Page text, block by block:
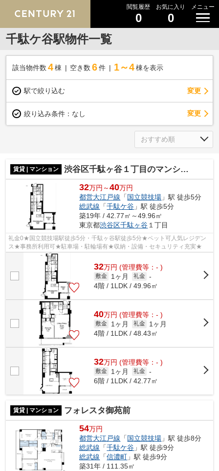
閲覧履歴
0
お気に入り
0
メニュー
千駄ケ谷駅物件一覧
該当物件数 4棟 空き数 6 件 1～4 棟を表示
駅で絞り込む 変更
絞り込み条件： なし 変更
賃貸 | マンション 渋谷区千駄ヶ谷１丁目のマンション
32万円～40万円
都営大江戸線 「国立競技場 」駅 徒歩5分
総武線 「千駄ケ谷 」駅 徒歩5分
築19年 / 42.77㎡～49.96㎡
東京都渋谷区千駄ヶ谷１丁目
礼金0★国立競技場駅徒歩5分・千駄ヶ谷駅徒歩5分★ペット可人気レジデン
ス★事務所利用可★駐車場・駐輪場有★収納・設備・セキュリティ充実★
32万円 (管理費等：- )
敷金 1ヶ月 礼金 -
4階 / 1LDK / 49.96㎡
40万円 (管理費等：- )
敷金 1ヶ月 礼金
1ヶ月
4階 / 1LDK / 48.43㎡
32万円 (管理費等：- )
敷金 1ヶ月 礼金 -
6階 / 1LDK / 42.77㎡
賃貸 | マンション フォレスタ御苑前
54万円
都営大江戸線 「国立競技場 」駅 徒歩8分
総武線 「千駄ケ谷 」駅 徒歩9分
総武線 「信濃町 」駅 徒歩9分
築31年 / 111.35㎡